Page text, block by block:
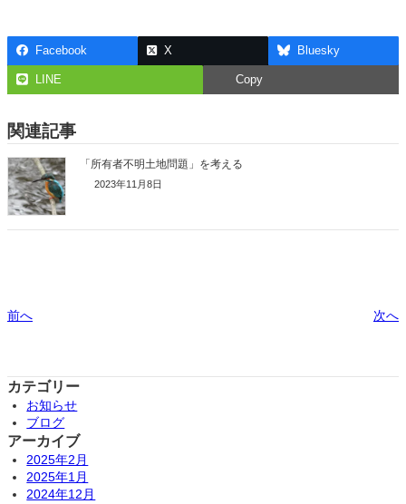
Facebook X Bluesky
LINE Copy
関連記事
「所有者不明土地問題」を考える
2023年11月8日
前へ 次へ
カテゴリー
お知らせ
ブログ
アーカイブ
2025年2月
2025年1月
2024年12月